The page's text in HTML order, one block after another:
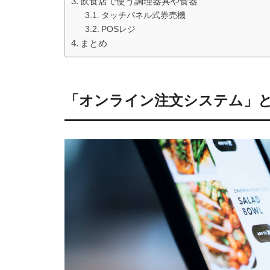
タッチパネル式券売機
POSレジ
まとめ
「オンライン注文システム」